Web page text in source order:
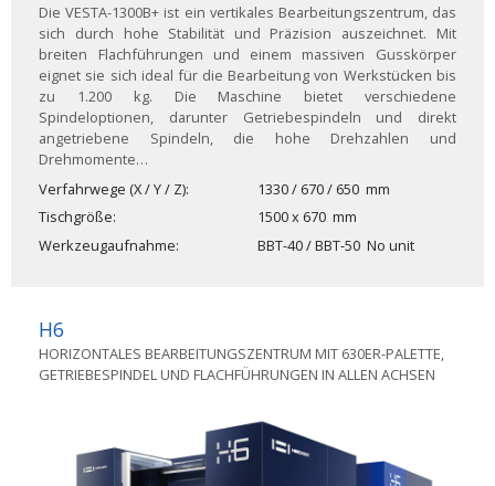
Die VESTA-1300B+ ist ein vertikales Bearbeitungszentrum, das
sich durch hohe Stabilität und Präzision auszeichnet. Mit
breiten Flachführungen und einem massiven Gusskörper
eignet sie sich ideal für die Bearbeitung von Werkstücken bis
zu 1.200 kg. Die Maschine bietet verschiedene
Spindeloptionen, darunter Getriebespindeln und direkt
angetriebene Spindeln, die hohe Drehzahlen und
Drehmomente…
Verfahrwege (X / Y / Z)
1330 / 670 / 650 mm
Tischgröße
1500 x 670 mm
Werkzeugaufnahme
BBT-40 / BBT-50 No unit
H6
HORIZONTALES BEARBEITUNGSZENTRUM MIT 630ER-PALETTE,
GETRIEBESPINDEL UND FLACHFÜHRUNGEN IN ALLEN ACHSEN